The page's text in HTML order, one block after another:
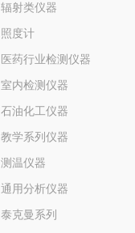
辐射类仪器
照度计
医药行业检测仪器
室内检测仪器
石油化工仪器
教学系列仪器
测温仪器
通用分析仪器
泰克曼系列